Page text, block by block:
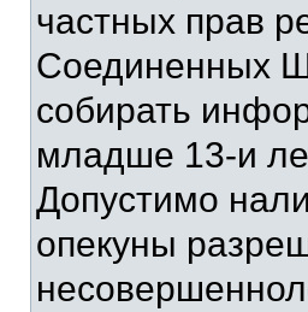
частных прав
Соединенных
собирать
младше 13-и
Допустимо
опекуны